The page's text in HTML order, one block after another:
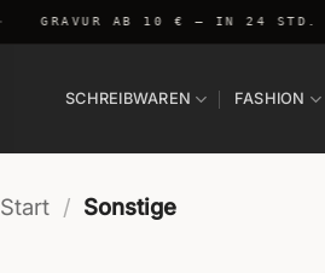
GRAVUR AB 10 € — IN 24 STD.
SCHREIBWAREN FASHION
Start / Sonstige